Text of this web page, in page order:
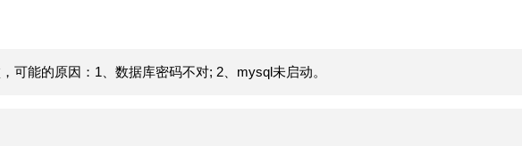
可能的原因：1、数据库密码不对; 2、mysql未启动。